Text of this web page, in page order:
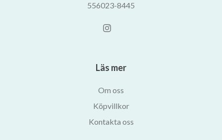
556023-8445
Läs mer
Om oss
Köpvillkor
Kontakta oss